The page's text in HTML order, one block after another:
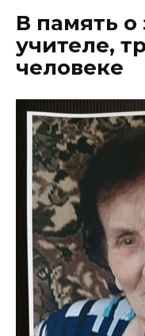
В память о
учителе,
человеке